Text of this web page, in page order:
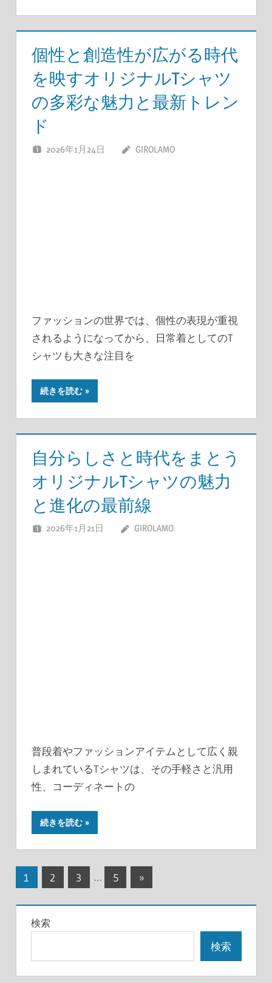
個性と創造性が広がる時代
を映すオリジナルTシャツ
の多彩な魅力と最新トレン
ド
2026年1月24日 GIROLAMO
ファッションの世界では、個性の表現が重視
されるようになってから、日常着としてのT
シャツも大きな注目を
続きを読む
自分らしさと時代をまとう
オリジナルTシャツの魅力
と進化の最前線
2026年1月21日 GIROLAMO
普段着やファッションアイテムとして広く親
しまれているTシャツは、その手軽さと汎用
性、コーディネートの
続きを読む
投
稿
の
ー
1 2 3 … 5
次
事
»
検索
検索